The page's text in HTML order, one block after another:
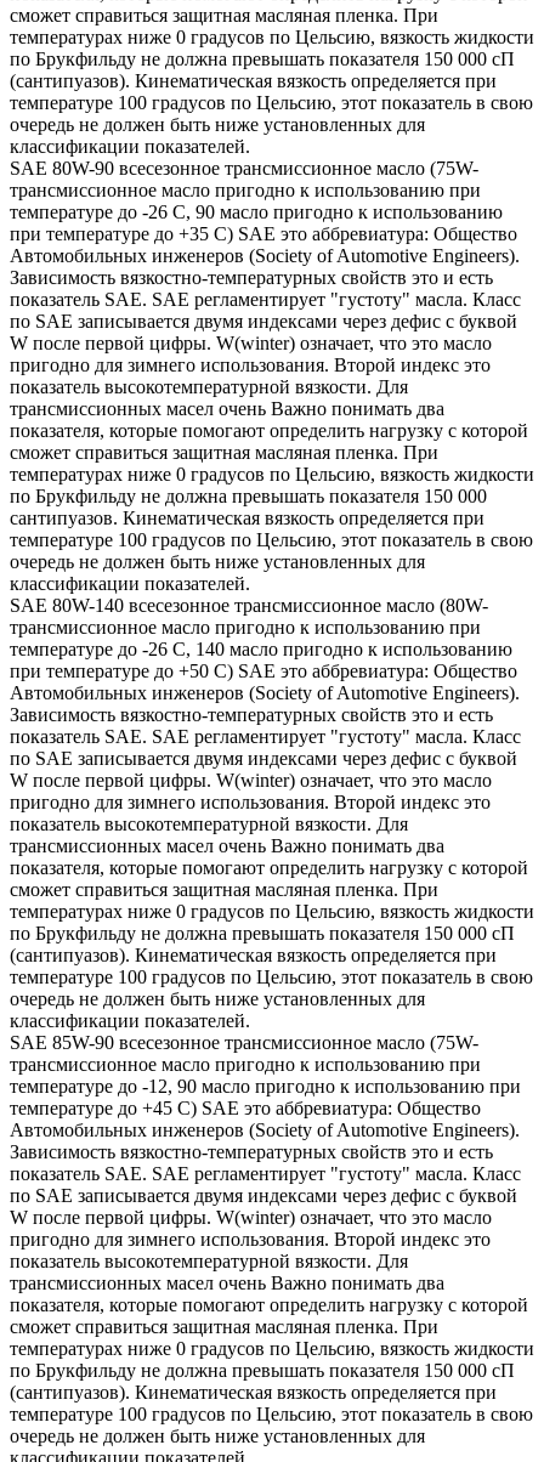
сможет справиться защитная масляная пленка. При
температурах ниже 0 градусов по Цельсию, вязкость жидкости
по Брукфильду не должна превышать показателя 150 000 сП
(сантипуазов). Кинематическая вязкость определяется при
температуре 100 градусов по Цельсию, этот показатель в свою
очередь не должен быть ниже установленных для
классификации показателей.
SAE 80W-90 всесезонное трансмиссионное масло (75W-
трансмиссионное масло пригодно к использованию при
температуре до -26 С, 90 масло пригодно к использованию
при температуре до +35 С) SAE это аббревиатура: Общество
Автомобильных инженеров (Society of Automotive Engineers).
Зависимость вязкостно-температурных свойств это и есть
показатель SAE. SAE регламентирует "густоту" масла. Класс
по SAE записывается двумя индексами через дефис с буквой
W после первой цифры. W(winter) означает, что это масло
пригодно для зимнего использования. Второй индекс это
показатель высокотемпературной вязкости. Для
трансмиссионных масел очень Важно понимать два
показателя, которые помогают определить нагрузку с которой
сможет справиться защитная масляная пленка. При
температурах ниже 0 градусов по Цельсию, вязкость жидкости
по Брукфильду не должна превышать показателя 150 000
сантипуазов. Кинематическая вязкость определяется при
температуре 100 градусов по Цельсию, этот показатель в свою
очередь не должен быть ниже установленных для
классификации показателей.
SAE 80W-140 всесезонное трансмиссионное масло (80W-
трансмиссионное масло пригодно к использованию при
температуре до -26 С, 140 масло пригодно к использованию
при температуре до +50 С) SAE это аббревиатура: Общество
Автомобильных инженеров (Society of Automotive Engineers).
Зависимость вязкостно-температурных свойств это и есть
показатель SAE. SAE регламентирует "густоту" масла. Класс
по SAE записывается двумя индексами через дефис с буквой
W после первой цифры. W(winter) означает, что это масло
пригодно для зимнего использования. Второй индекс это
показатель высокотемпературной вязкости. Для
трансмиссионных масел очень Важно понимать два
показателя, которые помогают определить нагрузку с которой
сможет справиться защитная масляная пленка. При
температурах ниже 0 градусов по Цельсию, вязкость жидкости
по Брукфильду не должна превышать показателя 150 000 сП
(сантипуазов). Кинематическая вязкость определяется при
температуре 100 градусов по Цельсию, этот показатель в свою
очередь не должен быть ниже установленных для
классификации показателей.
SAE 85W-90 всесезонное трансмиссионное масло (75W-
трансмиссионное масло пригодно к использованию при
температуре до -12, 90 масло пригодно к использованию при
температуре до +45 С) SAE это аббревиатура: Общество
Автомобильных инженеров (Society of Automotive Engineers).
Зависимость вязкостно-температурных свойств это и есть
показатель SAE. SAE регламентирует "густоту" масла. Класс
по SAE записывается двумя индексами через дефис с буквой
W после первой цифры. W(winter) означает, что это масло
пригодно для зимнего использования. Второй индекс это
показатель высокотемпературной вязкости. Для
трансмиссионных масел очень Важно понимать два
показателя, которые помогают определить нагрузку с которой
сможет справиться защитная масляная пленка. При
температурах ниже 0 градусов по Цельсию, вязкость жидкости
по Брукфильду не должна превышать показателя 150 000 сП
(сантипуазов). Кинематическая вязкость определяется при
температуре 100 градусов по Цельсию, этот показатель в свою
очередь не должен быть ниже установленных для